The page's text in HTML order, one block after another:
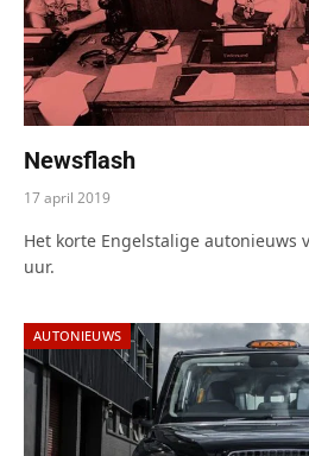
Newsflash
17 april 2019
Het korte Engelstalige autonieuws
uur.
AUTONIEUWS